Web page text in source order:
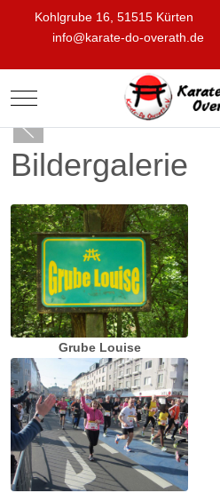
Kohlgrube 16, 51515 Kürten
info@karate-do-overath.de
Mobile Menu Toggle
Bildergalerie
Grube Louise